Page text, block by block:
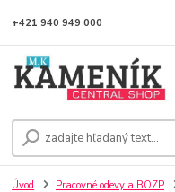
+421 940 949 000
Úvod Pracovné odevy a BOZP